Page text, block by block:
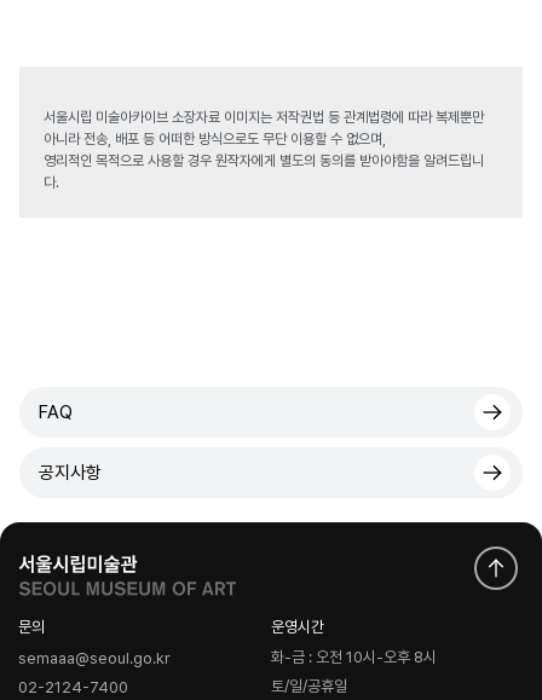
서울시립 미술아카이브 소장자료 이미지는 저작권법 등 관계법령에 따라 복제뿐만
아니라 전송, 배포 등 어떠한 방식으로도 무단 이용할 수 없으며,
영리적인 목적으로 사용할 경우 원작자에게 별도의 동의를 받아야함을 알려드립니
다.
FAQ
공지사항
문의
semaaa@seoul.go.kr
02-2124-7400
운영시간
화-금 : 오전 10시-오후 8시
토/일/공휴일